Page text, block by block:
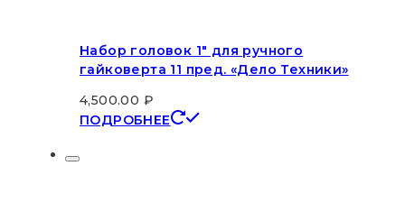
Набор головок 1″ для ручного
гайковерта 11 пред. «Дело Техники»
4,500.00 ₽
ПОДРОБНЕЕ